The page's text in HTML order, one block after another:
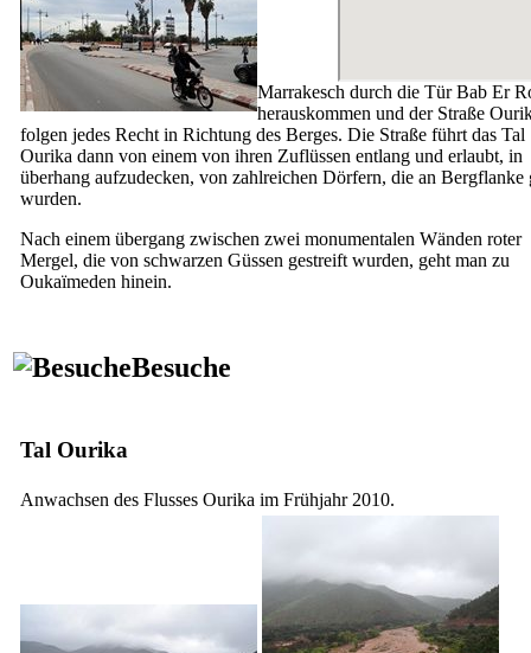
Marrakesch durch die TürBab Er
herauskommen und der Straße
folgen jedes Recht in Richtung des Berges. Die Straße führt das Tal
Ourika dann von einem von ihren Zuflüssen entlang und erlaubt, in
überhang aufzudecken, von zahlreichen Dörfern, die an Bergflanke
wurden.
Nach einem übergang zwischen zwei monumentalen Wänden roter
Mergel, die von schwarzen Güssen gestreift wurden, geht man zu
Oukaïmeden hinein.
Besuche
Tal Ourika
Anwachsen des Flusses Ourika im Frühjahr 2010.